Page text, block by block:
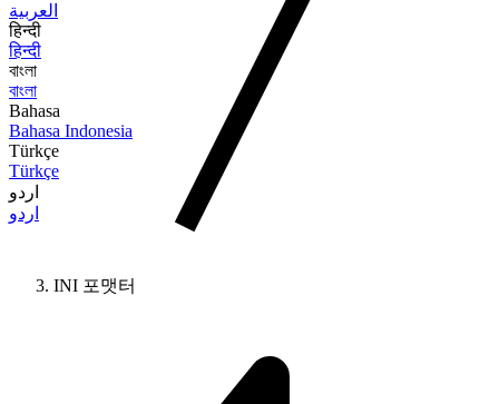
العربية
हिन्दी
हिन्दी
বাংলা
বাংলা
Bahasa
Bahasa Indonesia
Türkçe
Türkçe
اردو
اردو
INI 포맷터